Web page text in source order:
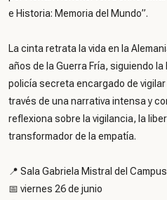
e Historia: Memoria del Mundo”.
La cinta retrata la vida en la
años de la Guerra Fría, siguiendo
policía secreta encargado de
través de una narrativa intensa y
reflexiona sobre la vigilancia, la
transformador de la empatía.
📍 Sala Gabriela Mistral del
📅 viernes 26 de junio